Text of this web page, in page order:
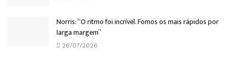
Norris: “O ritmo foi incrível. Fomos os mais rápidos por
larga margem”
26/07/2026